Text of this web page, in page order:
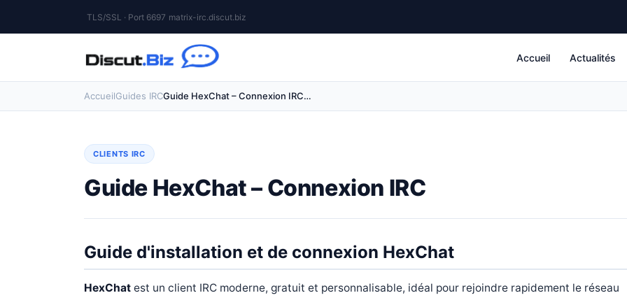
TLS/SSL · Port 6697 matrix-irc.discut.biz
Accueil Actualités
AccueilGuides IRCGuide HexChat – Connexion IRC…
CLIENTS IRC
Guide HexChat – Connexion IRC
Guide d'installation et de connexion HexChat
HexChat est un client IRC moderne, gratuit et personnalisable, idéal pour rejoindre rapidement le réseau